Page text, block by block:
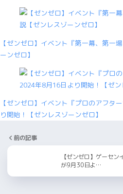
【ゼンゼロ】イベント『第一幕、第一
ーンゼロ】
【ゼンゼロ】イベント『プロのアフタ
り開始！【ゼンレスゾーンゼロ】
前の記事
【ゼンゼロ】ゲーセン
が9月30日よ…